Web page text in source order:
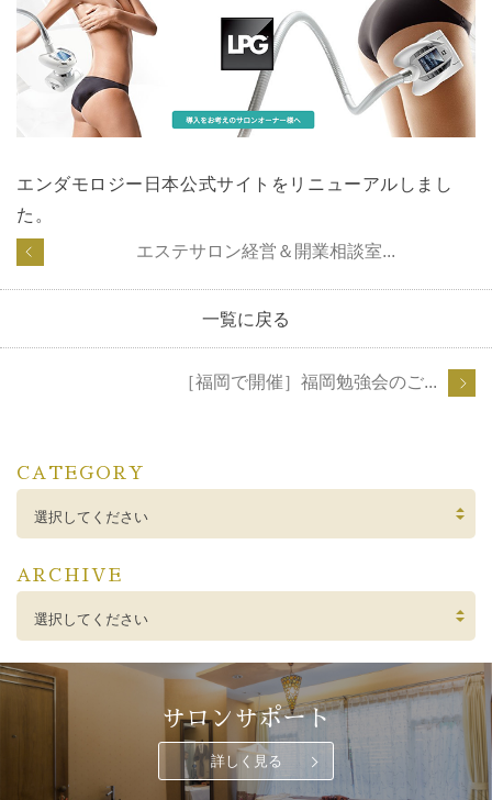
エンダモロジー日本公式サイトをリニューアルしまし
た。
エステサロン経営＆開業相談室...
一覧に戻る
［福岡で開催］福岡勉強会のご...
CATEGORY
選択してください
ARCHIVE
選択してください
サロンサポート
詳しく見る